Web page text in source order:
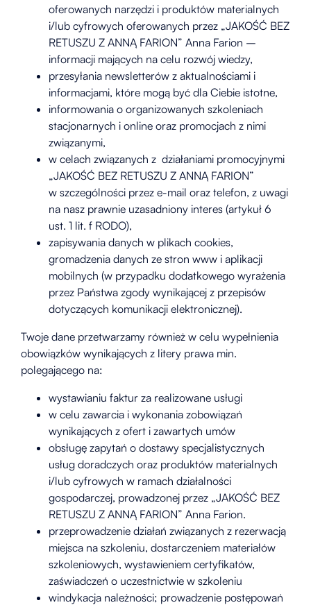
oferowanych narzędzi i produktów materialnych
i/lub cyfrowych oferowanych przez „JAKOŚĆ BEZ
RETUSZU Z ANNĄ FARION” Anna Farion –
informacji mających na celu rozwój wiedzy,
przesyłania newsletterów z aktualnościami i
informacjami, które mogą być dla Ciebie istotne,
informowania o organizowanych szkoleniach
stacjonarnych i online oraz promocjach z nimi
związanymi,
w celach związanych z działaniami promocyjnymi
„JAKOŚĆ BEZ RETUSZU Z ANNĄ FARION”
w szczególności przez e-mail oraz telefon, z uwagi
na nasz prawnie uzasadniony interes (artykuł 6
ust. 1 lit. f RODO),
zapisywania danych w plikach cookies,
gromadzenia danych ze stron www i aplikacji
mobilnych (w przypadku dodatkowego wyrażenia
przez Państwa zgody wynikającej z przepisów
dotyczących komunikacji elektronicznej).
Twoje dane przetwarzamy również w celu wypełnienia
obowiązków wynikających z litery prawa min.
polegającego na:
wystawianiu faktur za realizowane usługi
w celu zawarcia i wykonania zobowiązań
wynikających z ofert i zawartych umów
obsługę zapytań o dostawy specjalistycznych
usług doradczych oraz produktów materialnych
i/lub cyfrowych w ramach działalności
gospodarczej, prowadzonej przez „JAKOŚĆ BEZ
RETUSZU Z ANNĄ FARION” Anna Farion.
przeprowadzenie działań związanych z rezerwacją
miejsca na szkoleniu, dostarczeniem materiałów
szkoleniowych, wystawieniem certyfikatów,
zaświadczeń o uczestnictwie w szkoleniu
windykacja należności; prowadzenie postępowań